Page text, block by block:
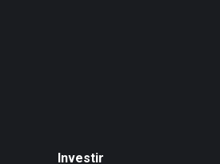
Investir